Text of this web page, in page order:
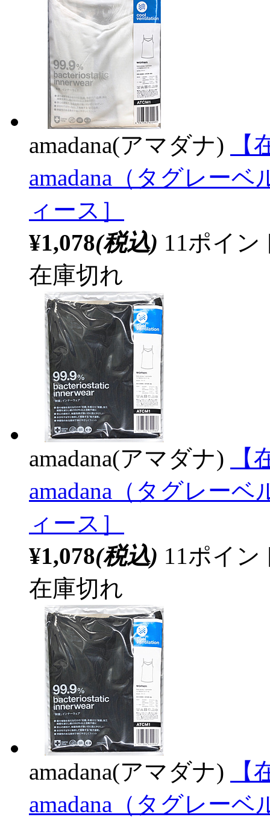
amadana(アマダナ)
amadana（タグレー
ィース］
¥1,078(税込) 11ポイ
在庫切れ
amadana(アマダナ)
amadana（タグレー
ィース］
¥1,078(税込) 11ポイ
在庫切れ
amadana(アマダナ)
amadana（タグレー